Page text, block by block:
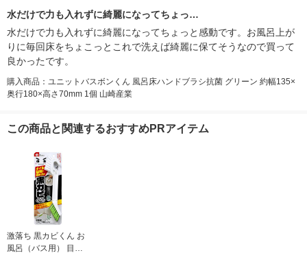
水だけで力も入れずに綺麗になってちょっ…
水だけで力も入れずに綺麗になってちょっと感動です。お風呂上が
りに毎回床をちょこっとこれで洗えば綺麗に保てそうなので買って
良かったです。
購入商品：ユニットバスボンくん 風呂床ハンドブラシ抗菌 グリーン 約幅135×
奥行180×高さ70mm 1個 山崎産業
この商品と関連するおすすめPRアイテム
激落ち 黒カビくん お
風呂（バス用） 目地